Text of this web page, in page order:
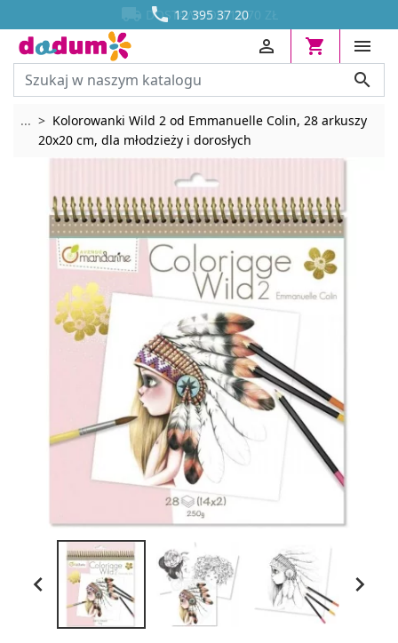
 12 395 37 20
 DOSTAWA OD 13,70 ZŁ






... Rozwiń breadcrumbs
Kolorowanki Wild 2 od Emmanuelle Colin, 28 arkuszy
20x20 cm, dla młodzieży i dorosłych
 